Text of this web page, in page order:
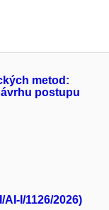
metod:
postupu
I/1126/2026)